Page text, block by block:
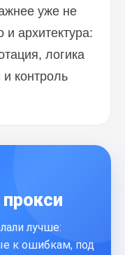
уже не
и архитектура:
логика
контроль
лучше:
к ошибкам, под